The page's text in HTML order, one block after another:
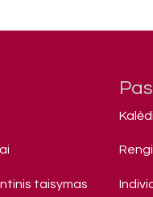
taisymas